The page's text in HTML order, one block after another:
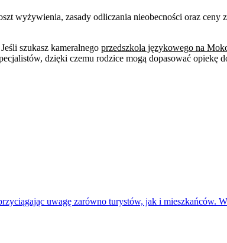
wyżywienia, zasady odliczania nieobecności oraz ceny
szukasz kameralnego przedszkola językowego na
dzięki czemu rodzice mogą dopasować opiekę
uwagę zarówno turystów, jak i mieszkańców.